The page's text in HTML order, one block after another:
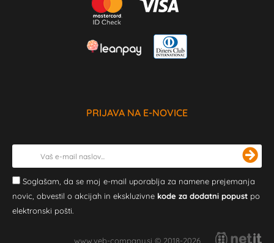
PRIJAVA NA E-NOVICE
Soglašam, da se moj e-mail uporablja za namene prejemanja
novic, obvestil o akcijah in ekskluzivne kode za dodatni popust po
elektronski pošti.
www.veb-company.si © 2018-2026